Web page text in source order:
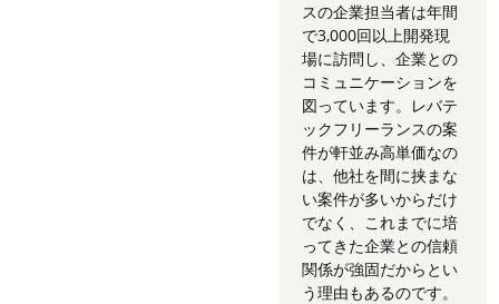
スの企業担当者は年間
で3,000回以上開発現
場に訪問し、企業との
コミュニケーションを
図っています。レバテ
ックフリーランスの案
件が軒並み高単価なの
は、他社を間に挟まな
い案件が多いからだけ
でなく、これまでに培
ってきた企業との信頼
関係が強固だからとい
う理由もあるのです。